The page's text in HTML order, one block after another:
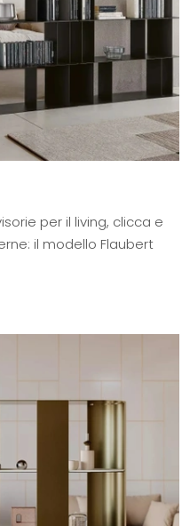
per il living, clicca e
il modello Flaubert